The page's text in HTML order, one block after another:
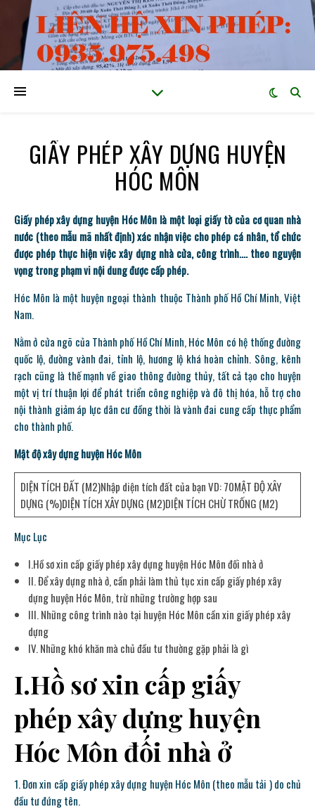
GIẤY PHÉP XÂY DỰNG HUYỆN
HÓC MÔN
Giấy phép xây dựng huyện Hóc Môn là một loại giấy tờ của cơ quan nhà
nước (theo mẫu mã nhất định) xác nhận việc cho phép cá nhân, tổ chức
được phép thực hiện việc xây dựng nhà cửa, công trình…. theo nguyện
vọng trong phạm vi nội dung được cấp phép.
Hóc Môn là một huyện ngoại thành thuộc Thành phố Hồ Chí Minh, Việt
Nam.
Nằm ở cửa ngõ của Thành phố Hồ Chí Minh, Hóc Môn có hệ thống đường
quốc lộ, đường vành đai, tỉnh lộ, hương lộ khá hoàn chỉnh. Sông, kênh
rạch cũng là thế mạnh về giao thông đường thủy, tất cả tạo cho huyện
một vị trí thuận lợi để phát triển công nghiệp và đô thị hóa, hỗ trợ cho
nội thành giảm áp lực dân cư đồng thời là vành đai cung cấp thực phẩm
cho thành phố.
Mật độ xây dựng huyện Hóc Môn
DIỆN TÍCH ĐẤT (M2)Nhập diện tích đất của bạn VD: 70MẬT ĐỘ XÂY
DỰNG (%)DIỆN TÍCH XÂY DỰNG (M2)DIỆN TÍCH CHỪ TRỐNG (M2)
Mục Lục
I.Hồ sơ xin cấp giấy phép xây dựng huyện Hóc Môn đối nhà ở
II. Để xây dựng nhà ở, cần phải làm thủ tục xin cấp giấy phép xây
dựng huyện Hóc Môn, trừ những trường hợp sau
III. Những công trình nào tại huyện Hóc Môn cần xin giấy phép xây
dựng
IV. Những khó khăn mà chủ đầu tư thường gặp phải là gì
I.Hồ sơ xin cấp giấy
phép xây dựng huyện
Hóc Môn đối nhà ở
1. Đơn xin cấp giấy phép xây dựng huyện Hóc Môn (theo mẫu tải ) do chủ
đầu tư đứng tên.